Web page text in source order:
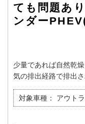
ても問題あ
ンダー
少量であれば自然乾
気の排出経路で排出さ
対象車種： アウト